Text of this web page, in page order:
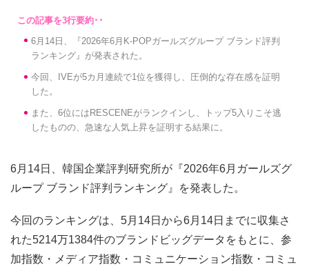
6月14日、『2026年6月K-POPガールズグループ ブランド評判
ランキング』が発表された。
今回、IVEが5カ月連続で1位を獲得し、圧倒的な存在感を証明
した。
また、6位にはRESCENEがランクインし、トップ5入りこそ逃
したものの、急速な人気上昇を証明する結果に。
6月14日、韓国企業評判研究所が『2026年6月ガールズグ
ループ ブランド評判ランキング』を発表した。
今回のランキングは、5月14日から6月14日までに収集さ
れた5214万1384件のブランドビッグデータをもとに、参
加指数・メディア指数・コミュニケーション指数・コミュ